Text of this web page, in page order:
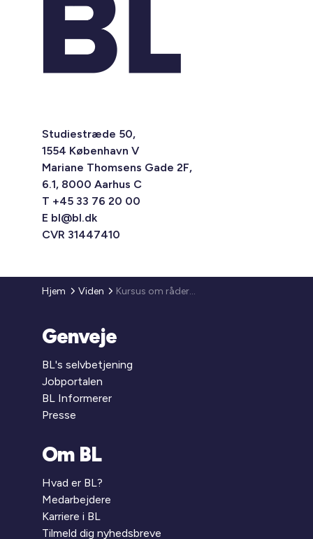
Studiestræde 50,
1554 København V
Mariane Thomsens Gade 2F,
6.1, 8000 Aarhus C
T +45 33 76 20 00
E bl@bl.dk
CVR 31447410
Hjem Viden Kursus om råderet for ansatte
Genveje
BL's selvbetjening
Jobportalen
BL Informerer
Presse
Om BL
Hvad er BL?
Medarbejdere
Karriere i BL
Tilmeld dig nyhedsbreve